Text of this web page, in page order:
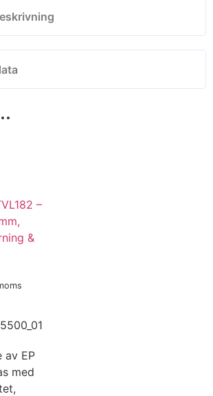
–
&
av EP
med
kundtjänst!
att skicka in vårt
så återkommer vi så snart som
ringa oss på